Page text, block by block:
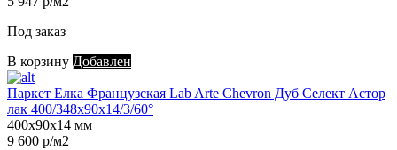
Под заказ
В корзину Добавлен
Паркет Елка Французская Lab Arte Chevron Дуб Селект Астор
лак 400/348х90х14/3/60°
400х90х14 мм
9 600 р/м2